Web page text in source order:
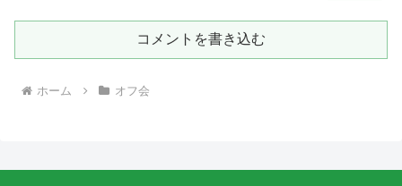
コメントを書き込む
ホーム オフ会